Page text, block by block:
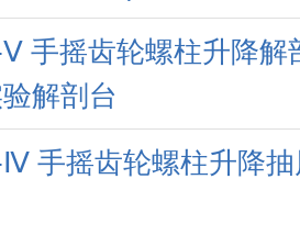
Ⅴ 手摇齿轮螺柱升降解
解剖台
Ⅳ 手摇齿轮螺柱升降